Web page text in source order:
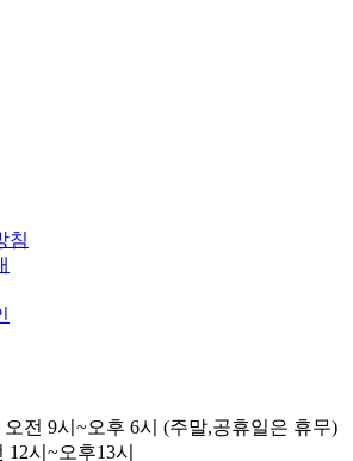
침
전 9시~오후 6시 (주말,공휴일은 휴무)
시~오후13시